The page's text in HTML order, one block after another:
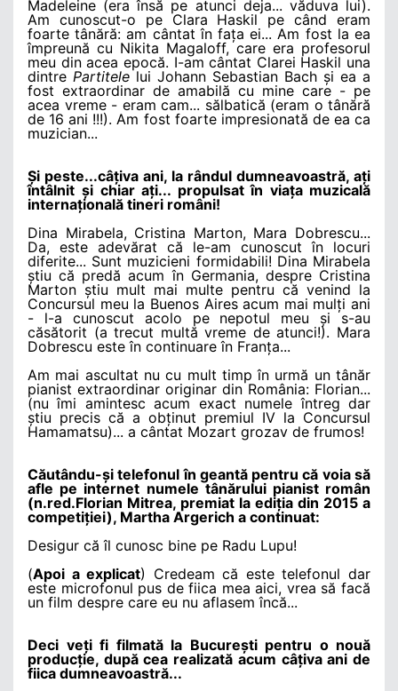
Madeleine (era însă pe atunci deja... văduva lui).
Am cunoscut-o pe Clara Haskil pe când eram
foarte tânără: am cântat în fața ei... Am fost la ea
împreună cu Nikita Magaloff, care era profesorul
meu din acea epocă. I-am cântat Clarei Haskil una
dintre Partitelelui Johann Sebastian Bach și ea a
fost extraordinar de amabilă cu mine care - pe
acea vreme - eram cam... sălbatică (eram o tânără
de 16 ani !!!). Am fost foarte impresionată de ea ca
muzician...
Și peste...câțiva ani, la rândul dumneavoastră, ați
întâlnit și chiar ați... propulsat în viața muzicală
internațională tineri români!
Dina Mirabela, Cristina Marton, Mara Dobrescu...
Da, este adevărat că le-am cunoscut în locuri
diferite... Sunt muzicieni formidabili! Dina Mirabela
știu că predă acum în Germania, despre Cristina
Martonștiu mult mai multe pentru că venind la
Concursul meu la Buenos Aires acum mai mulți ani
- l-a cunoscut acolo pe nepotul meu și s-au
căsătorit (a trecut multă vreme de atunci!). Mara
Dobrescu este în continuare în Franța...
Am mai ascultat nu cu mult timp în urmă un tânăr
pianist extraordinar originar din România: Florian...
(nu îmi amintesc acum exact numele întreg dar
știu precis că a obținut premiul IV la Concursul
Hamamatsu)... a cântat Mozart grozav de frumos!
Căutându-și telefonul în geantă pentru că voia să
afle pe internet numele tânărului pianist român
(n.red.Florian Mitrea, premiat la ediția din 2015 a
competiției), Martha Argerich a continuat:
Desigur că îl cunosc bine pe Radu Lupu!
(Apoi a explicat) Credeam că este telefonul dar
este microfonul pus de fiica mea aici, vrea să facă
un film despre care eu nu aflasem încă...
Deci veți fi filmată la București pentru o nouă
producție, după cea realizată acum câțiva ani de
fiica dumneavoastră...